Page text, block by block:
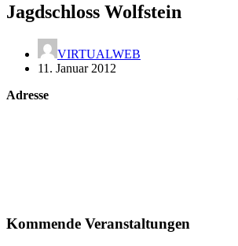
Jagdschloss Wolfstein
VIRTUALWEB
11. Januar 2012
Adresse
Kommende Veranstaltungen